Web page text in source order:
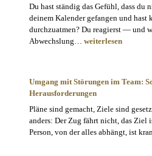
Du hast ständig das Gefühl, dass du
deinem Kalender gefangen und hast
durchzuatmen? Du reagierst — und
Abwechslung… Warum
zur
Selbstreflexion
braucht
weiterlesen
Umgang mit Störungen im Team:
Herausforderungen
Pläne sind gemacht, Ziele sind
anders: Der Zug fährt nicht, das
Person, von der alles abhängt, ist